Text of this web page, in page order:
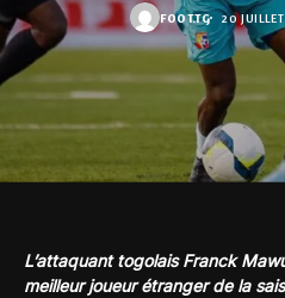
FOOT.TG 20
L’attaquant togolais Franck
meilleur joueur étranger de la